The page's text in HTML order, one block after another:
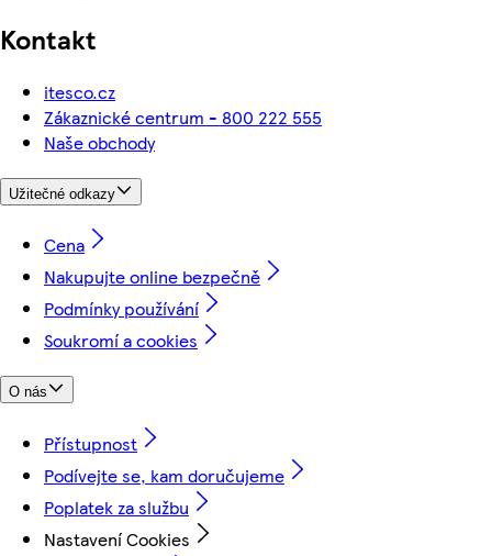
Kontakt
itesco.cz
Zákaznické centrum - 800 222 555
Naše obchody
Užitečné odkazy
Cena
Nakupujte online bezpečně
Podmínky používání
Soukromí a cookies
O nás
Přístupnost
Podívejte se, kam doručujeme
Poplatek za službu
Nastavení Cookies